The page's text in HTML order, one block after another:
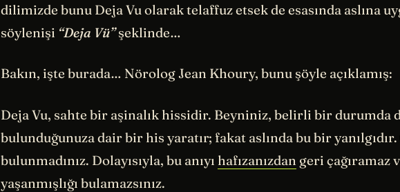
dilimizde bunu Deja Vu olarak telaffuz etsek de esasında aslına
söylenişi “Deja Vü”şeklinde…
Bakın, işte burada… Nörolog Jean Khoury, bunu şöyle açıklamış:
Deja Vu, sahte bir aşinalık hissidir. Beyniniz, belirli bir durumda
bulunduğunuza dair bir his yaratır; fakat aslında bu bir
bulunmadınız. Dolayısıyla, bu anıyı hafızanızdan geri çağıramaz
yaşanmışlığı bulamazsınız.